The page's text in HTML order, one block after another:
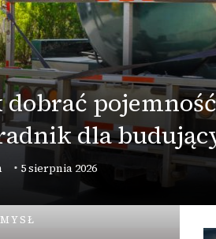
dobrać
dla
5 sierpnia 2026